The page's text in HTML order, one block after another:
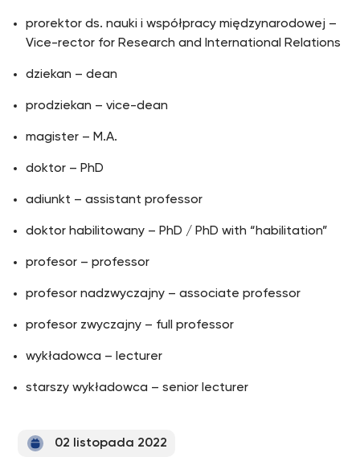
prorektor ds. nauki i współpracy międzynarodowej –
Vice-rector for Research and International Relations
dziekan – dean
prodziekan – vice-dean
magister – M.A.
doktor – PhD
adiunkt – assistant professor
doktor habilitowany – PhD / PhD with “habilitation”
profesor – professor
profesor nadzwyczajny – associate professor
profesor zwyczajny – full professor
wykładowca – lecturer
starszy wykładowca – senior lecturer
02 listopada 2022